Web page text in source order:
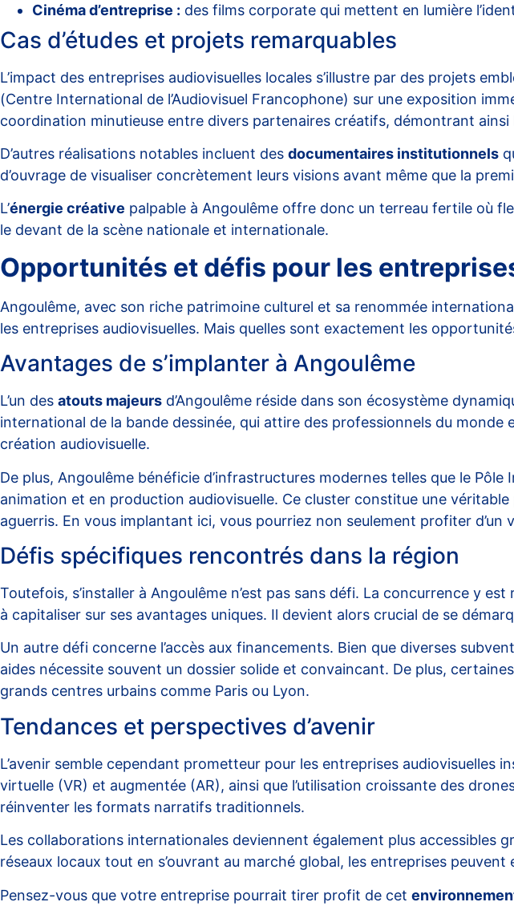
Cinéma d’entreprise : des films corporate qui mettent en lumière
Cas d’études et projets remarquables
L’impact des entreprises audiovisuelles locales s’illustre par des projets
(Centre International de l’Audiovisuel Francophone) sur une exposition
coordination minutieuse entre divers partenaires créatifs, démontrant
D’autres réalisations notables incluent des documentaires institutionnels
d’ouvrage de visualiser concrètement leurs visions avant même que la
L’énergie créative palpable à Angoulême offre donc un terreau fertile où
le devant de la scène nationale et internationale.
Opportunités et défis pour les
Angoulême, avec son riche patrimoine culturel et sa renommée
les entreprises audiovisuelles. Mais quelles sont exactement les
Avantages de s’implanter à Angoulême
L’un des atouts majeurs d’Angoulême réside dans son écosystème
international de la bande dessinée, qui attire des professionnels du
création audiovisuelle.
De plus, Angoulême bénéficie d’infrastructures modernes telles que le
animation et en production audiovisuelle. Ce cluster constitue une
aguerris. En vous implantant ici, vous pourriez non seulement profiter d’un
Défis spécifiques rencontrés dans la région
Toutefois, s’installer à Angoulême n’est pas sans défi. La concurrence y
à capitaliser sur ses avantages uniques. Il devient alors crucial de se
Un autre défi concerne l’accès aux financements. Bien que diverses
aides nécessite souvent un dossier solide et convaincant. De plus,
grands centres urbains comme Paris ou Lyon.
Tendances et perspectives d’avenir
L’avenir semble cependant prometteur pour les entreprises audiovisuelles
virtuelle (VR) et augmentée (AR), ainsi que l’utilisation croissante des
réinventer les formats narratifs traditionnels.
Les collaborations internationales deviennent également plus accessibles
réseaux locaux tout en s’ouvrant au marché global, les entreprises
Pensez-vous que votre entreprise pourrait tirer profit de cet